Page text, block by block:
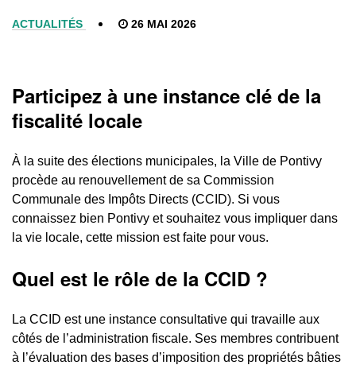
ACTUALITÉS 26 MAI 2026
Participez à une instance clé de la
fiscalité locale
À la suite des élections municipales, la Ville de Pontivy
procède au renouvellement de sa Commission
Communale des Impôts Directs (CCID). Si vous
connaissez bien Pontivy et souhaitez vous impliquer dans
la vie locale, cette mission est faite pour vous.
Quel est le rôle de la CCID ?
La CCID est une instance consultative qui travaille aux
côtés de l’administration fiscale. Ses membres contribuent
à l’évaluation des bases d’imposition des propriétés bâties